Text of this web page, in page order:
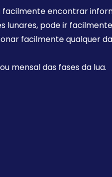
facilmente encontrar
lunares, pode ir
facilmente qualquer
mensal das fases da lua.